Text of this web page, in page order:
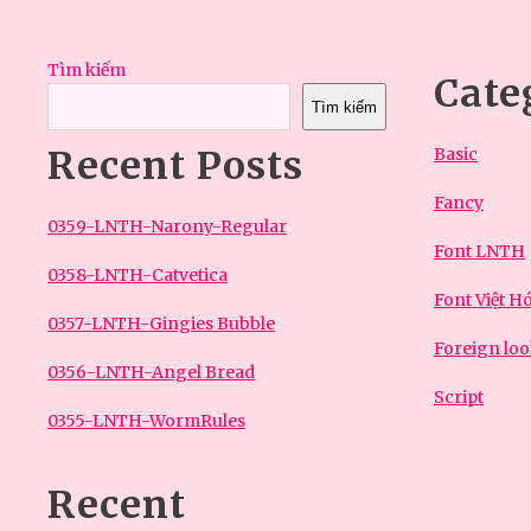
Tìm kiếm
Tìm kiếm
Recent Posts
0359-LNTH-Narony-Regular
0358-LNTH-Catvetica
0357-LNTH-Gingies Bubble
0356-LNTH-Angel Bread
0355-LNTH-WormRules
Recent
Basic
Fancy
Font LNTH
Font Việt
Foreign
Script